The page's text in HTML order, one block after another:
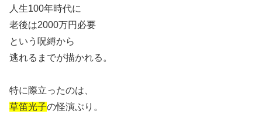
人生100年時代に
老後は2000万円必要
という呪縛から
逃れるまでが描かれる。
特に際立ったのは、
草笛光子の怪演ぶり。